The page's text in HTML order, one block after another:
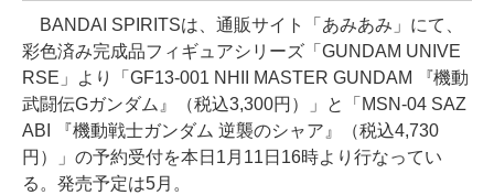
BANDAI SPIRITSは、通販サイト「あみあみ」にて、
彩色済み完成品フィギュアシリーズ「GUNDAM UNIVE
RSE」より「GF13-001 NHII MASTER GUNDAM 『機動
武闘伝Gガンダム』（税込3,300円）」と「MSN-04 SAZ
ABI 『機動戦士ガンダム 逆襲のシャア』（税込4,730
円）」の予約受付を本日1月11日16時より行なってい
る。発売予定は5月。